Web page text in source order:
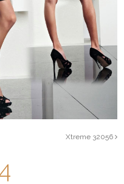
Xtreme 32056